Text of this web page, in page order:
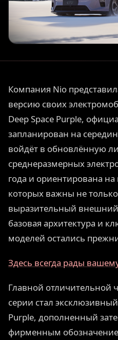
Компания Nio
версию своих
Deep Space Purple,
запланирован на
войдёт в обновлённую
среднеразмерных
года и ориентирована на
которых важны не
выразительный
базовая архитектура и
моделей остались
Здесь всегда рады
Главной отличительной
серии стал
Purple, дополненный
фирменным